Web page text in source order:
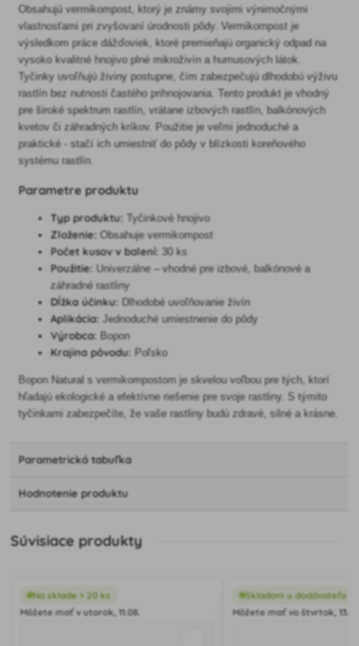
Obsahujú vermikompost, ktorý je známy svojimi výnimočnými
vlastnosťami pri zvyšovaní úrodnosti pôdy. Vermikompost je
výsledkom práce dážďoviek, ktoré premieňajú organický odpad na
vysoko kvalitné hnojivo plné mikroživín a humusových látok.
Tyčinky uvoľňujú živiny postupne, čím zabezpečujú dlhodobú výživu
rastlín bez nutnosti častého prihnojovania. Tento produkt je vhodný
pre široké spektrum rastlín, vrátane izbových rastlín, balkónových
kvetov či záhradných kríkov. Použitie je veľmi jednoduché a
praktické - stačí ich umiestniť do pôdy v blízkosti koreňového
systému rastlín.
Parametre produktu
Typ produktu: Tyčinkové hnojivo
Zloženie: Obsahuje vermikompost
Počet kusov v balení: 30 ks
Použitie: Univerzálne – vhodné pre izbové, balkónové a
záhradné rastliny
Dĺžka účinku: Dlhodobé uvoľňovanie živín
Aplikácia: Jednoduché umiestnenie do pôdy
Výrobca: Bopon
Krajina pôvodu: Poľsko
Bopon Natural s vermikompostom je skvelou voľbou pre tých, ktorí
hľadajú ekologické a efektívne riešenie pre svoje rastliny. S týmito
tyčinkami zabezpečíte, že vaše rastliny budú zdravé, silné a krásne.
Parametrická tabuľka
Hodnotenie produktu
Súvisiace produkty
Na sklade > 20 ks
Môžete mať v utorok, 11.08.
Skladom u dodávateľa
Môžete mať vo štvrtok,